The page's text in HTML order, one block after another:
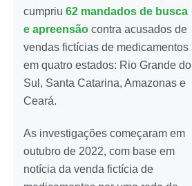
cumpriu 62 mandados de busca
e apreensãocontra acusados de
vendas fictícias de medicamentos
em quatro estados: Rio Grande do
Sul, Santa Catarina, Amazonas e
Ceará.
As investigações começaram em
outubro de 2022, com base em
notícia da venda fictícia de